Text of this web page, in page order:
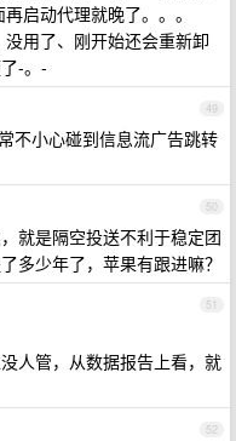
启动代理就晚了。。。
用了、刚开始还会重新卸
-。-
49
不小心碰到信息流广告跳转
50
就是隔空投送不利于稳定团
多少年了，苹果有跟进嘛？
51
人管，从数据报告上看，就
52